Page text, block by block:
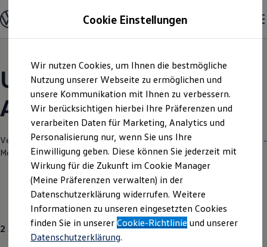
Hauptinhalt
springen
Footer
springen
Modelle und Konfigurator
Konfigurator
Modelle vergleichen
Elektroautos
ENERGY Sondermodelle
Nutzfahrzeuge
SUV und CUV
Familienautos
Kombis
Kompaktwagen
Sportwagen
Schnell verfügbare Fahrzeuge
Angebote und Produkte
Aktuelle Angebote
E-Auto-Förderung
Volkswagen Marktplatz
Die ENERGY Sondermodelle
Junge Gebrauchtwagen und Gebrauchtwagen
Volkswagen Zertifizierte Gebrauchtwagen
Elektromobilität bei Gebrauchtwagen
Unsere aktuellen
Angebote und mehr
Verantwortlich für die Inhalte auf dieser Seite ist die Automobilwelt Eifel -
Mosel GmbH(Impressum & Rechtliches)
2 Angebote
Cookie Einstellungen
Wir nutzen Cookies, um Ihnen die bestmögliche
Nutzung unserer Webseite zu ermöglichen und
unsere Kommunikation mit Ihnen zu verbessern.
Wir berücksichtigen hierbei Ihre Präferenzen und
verarbeiten Daten für Marketing, Analytics und
Personalisierung nur, wenn Sie uns Ihre
Einwilligung geben. Diese können Sie jederzeit mit
Wirkung für die Zukunft im Cookie Manager
(Meine Präferenzen verwalten) in der
Datenschutzerklärung widerrufen. Weitere
Informationen zu unseren eingesetzten Cookies
finden Sie in unsererCookie-Richtlinie und unserer
Datenschutzerklärung.